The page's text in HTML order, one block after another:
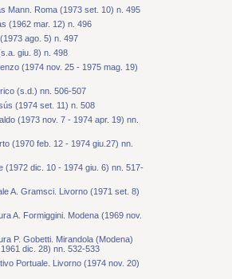
Mann. Roma (1973 set. 10) n. 495
(1962 mar. 12) n. 496
ago. 5) n. 497
giu. 8) n. 498
(1974 nov. 25 - 1975 mag. 19)
(s.d.) nn. 506-507
(1974 set. 11) n. 508
(1973 nov. 7 - 1974 apr. 19) nn.
(1970 feb. 12 - 1974 giu.27) nn.
(1972 dic. 10 - 1974 giu. 6) nn. 517-
A. Gramsci. Livorno (1971 set. 8)
A. Formiggini. Modena (1969 nov.
P. Gobetti. Mirandola (Modena)
dic. 28) nn. 532-533
Portuale. Livorno (1974 nov. 20)